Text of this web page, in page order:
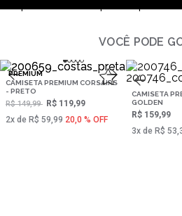
VOCÊ PODE
PREMIUM
CAMISETA PREMIUM CORSAIRS
- PRETO
R$ 149,99 R$ 119,99
2‌x de R$ 59,99 20,0 % OFF
CAMISETA
GOLDEN
R$ 159,99
3‌x de R$